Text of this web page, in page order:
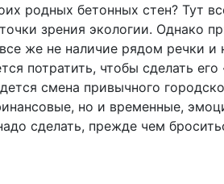
родных бетонных стен? Тут
зрения экологии. Однако
же не наличие рядом речки
потратить, чтобы сделать его
смена привычного
но и временные,
сделать, прежде чем